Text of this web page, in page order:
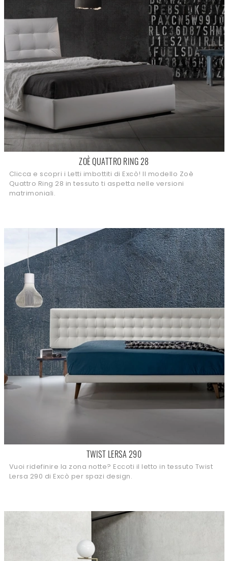
ZOÈ QUATTRO RING 28
Clicca e scopri i Letti imbottiti di Excò! Il modello Zoè
Quattro Ring 28 in tessuto ti aspetta nelle versioni
matrimoniali.
TWIST LERSA 290
Vuoi ridefinire la zona notte? Eccoti il letto in tessuto Twist
Lersa 290 di Excò per spazi design.